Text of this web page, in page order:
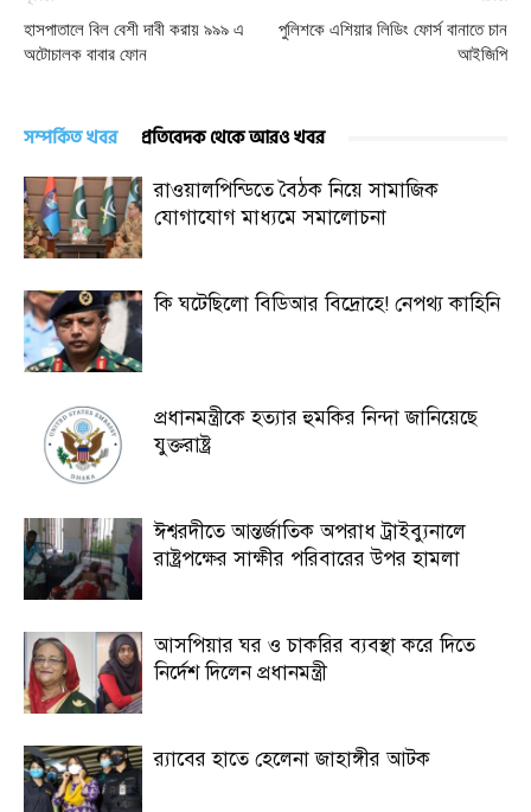
হাসপাতালে বিল বেশী দাবী করায় ৯৯৯ এ
অটোচালক বাবার ফোন
পুলিশকে এশিয়ার লিডিং ফোর্স বানাতে চান
আইজিপি
সম্পর্কিত খবর প্রতিবেদক থেকে আরও খবর
রাওয়ালপিন্ডিতে বৈঠক নিয়ে সামাজিক
যোগাযোগ মাধ্যমে সমালোচনা
কি ঘটেছিলো বিডিআর বিদ্রোহে! নেপথ্য কাহিনি
প্রধানমন্ত্রীকে হত্যার হুমকির নিন্দা জানিয়েছে
যুক্তরাষ্ট্র
ঈশ্বরদীতে আন্তর্জাতিক অপরাধ ট্রাইব্যুনালে
রাষ্ট্রপক্ষের সাক্ষীর পরিবারের উপর হামলা
আসপিয়ার ঘর ও চাকরির ব্যবস্থা করে দিতে
নির্দেশ দিলেন প্রধানমন্ত্রী
র‍্যাবের হাতে হেলেনা জাহাঙ্গীর আটক